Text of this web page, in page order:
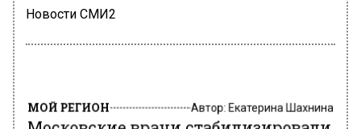
Новости СМИ2
МОЙ РЕГИОН
Московские врачи стабилизировали